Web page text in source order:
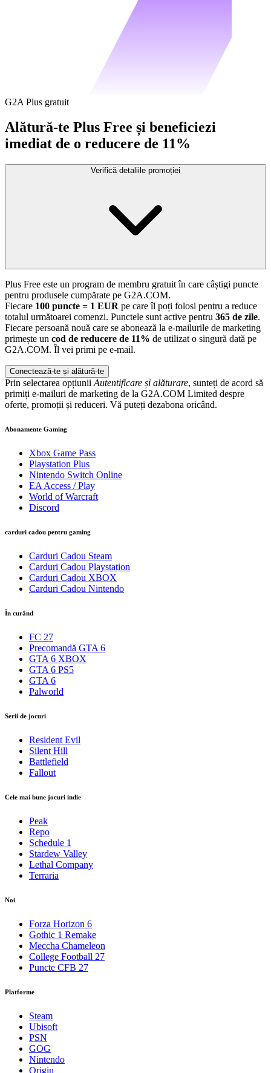
G2A Plus gratuit
Alătură-te Plus Free și beneficiezi
imediat de o reducere de 11%
Verifică detaliile promoției
Plus Free este un program de membru gratuit în care câștigi puncte
pentru produsele cumpărate pe G2A.COM.
Fiecare 100 puncte = 1 EUR pe care îl poți folosi pentru a reduce
totalul următoarei comenzi. Punctele sunt active pentru 365 de zile.
Fiecare persoană nouă care se abonează la e-mailurile de marketing
primește un cod de reducere de 11% de utilizat o singură dată pe
G2A.COM. Îl vei primi pe e-mail.
Conectează-te și alătură-te
Prin selectarea opțiunii Autentificare și alăturare, sunteți de acord să
primiți e-mailuri de marketing de la G2A.COM Limited despre
oferte, promoții și reduceri. Vă puteți dezabona oricând.
Abonamente Gaming
Xbox Game Pass
Playstation Plus
Nintendo Switch Online
EA Access / Play
World of Warcraft
Discord
carduri cadou pentru gaming
Carduri Cadou Steam
Carduri Cadou Playstation
Carduri Cadou XBOX
Carduri Cadou Nintendo
În curând
FC 27
Precomandă GTA 6
GTA 6 XBOX
GTA 6 PS5
GTA 6
Palworld
Serii de jocuri
Resident Evil
Silent Hill
Battlefield
Fallout
Cele mai bune jocuri indie
Peak
Repo
Schedule 1
Stardew Valley
Lethal Company
Terraria
Noi
Forza Horizon 6
Gothic 1 Remake
Meccha Chameleon
College Football 27
Puncte CFB 27
Platforme
Steam
Ubisoft
PSN
GOG
Nintendo
Origin